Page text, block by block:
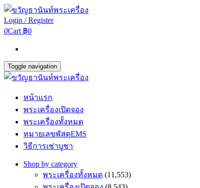
Login / Register
0Cart ฿0
Toggle navigation
หน้าแรก
พระเครื่องเปิดจอง
พระเครื่องทั้งหมด
หมายเลขพัสดุEMS
วิธีการเช่าบูชา
Shop by category
พระเครื่องทั้งหมด (11,553)